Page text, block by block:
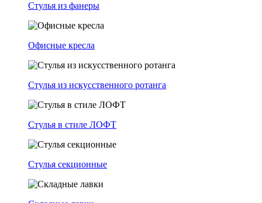
Стулья из фанеры
Офисные кресла
Стулья из искусственного ротанга
Стулья в стиле ЛОФТ
Стулья секционные